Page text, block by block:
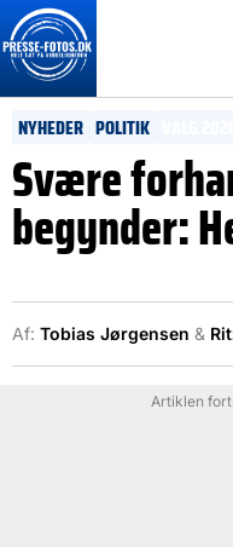
NYHEDER POLITIK
Svære
begynder:
Af: Tobias Jørgensen &
Artiklen